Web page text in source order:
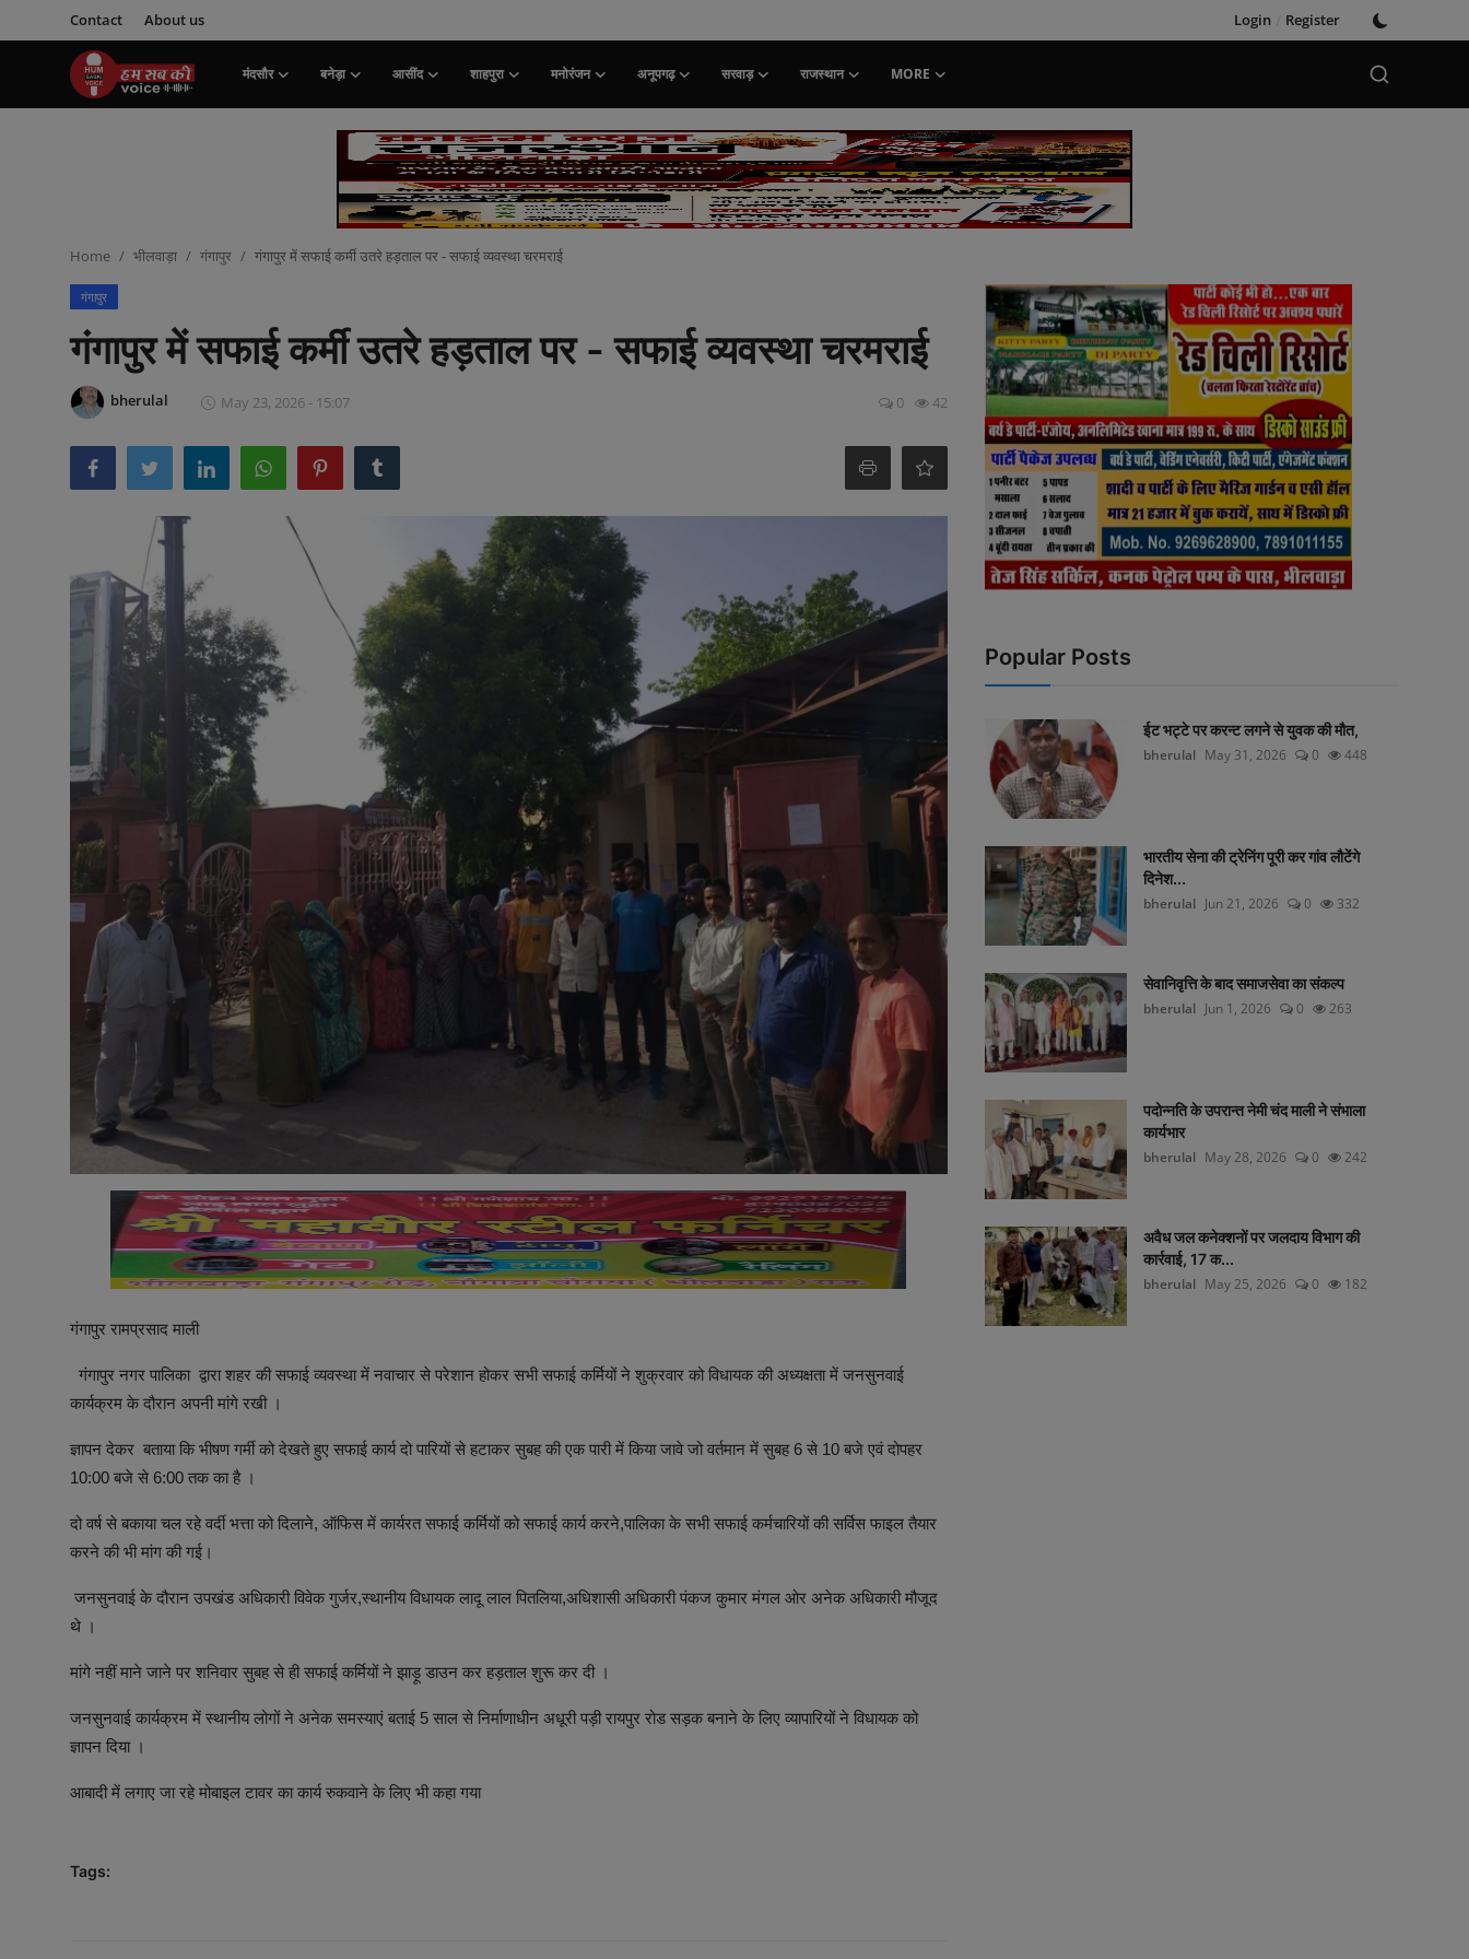
Contact About us Login / Register
मंदसौर बनेड़ा आसींद शाहपुरा मनोरंजन अनूपगढ़ सरवाड़ राजस्थान MORE
About us
Home भीलवाड़ा गंगापुर गंगापुर में सफाई कर्मी उतरे हड़ताल पर - सफाई व्यवस्था चरमराई
गंगापुर
गंगापुर में सफाई कर्मी उतरे हड़ताल पर - सफाई व्यवस्था चरमराई
bherulal May 23, 2026 - 15:07 0 42
गंगापुर रामप्रसाद माली
गंगापुर नगर पालिका द्वारा शहर की सफाई व्यवस्था में नवाचार से परेशान होकर सभी सफाई कर्मियों ने शुक्रवार को विधायक की अध्यक्षता में जनसुनवाई
कार्यक्रम के दौरान अपनी मांगे रखी ।
ज्ञापन देकर बताया कि भीषण गर्मी को देखते हुए सफाई कार्य दो पारियों से हटाकर सुबह की एक पारी में किया जावे जो वर्तमान में सुबह 6 से 10 बजे एवं दोपहर
10:00 बजे से 6:00 तक का है ।
दो वर्ष से बकाया चल रहे वर्दी भत्ता को दिलाने, ऑफिस में कार्यरत सफाई कर्मियों को सफाई कार्य करने,पालिका के सभी सफाई कर्मचारियों की सर्विस फाइल तैयार
करने की भी मांग की गई।
जनसुनवाई के दौरान उपखंड अधिकारी विवेक गुर्जर,स्थानीय विधायक लादू लाल पितलिया,अधिशासी अधिकारी पंकज कुमार मंगल ओर अनेक अधिकारी मौजूद
थे ।
मांगे नहीं माने जाने पर शनिवार सुबह से ही सफाई कर्मियों ने झाड़ू डाउन कर हड़ताल शुरू कर दी ।
जनसुनवाई कार्यक्रम में स्थानीय लोगों ने अनेक समस्याएं बताई 5 साल से निर्माणाधीन अधूरी पड़ी रायपुर रोड सड़क बनाने के लिए व्यापारियों ने विधायक को
ज्ञापन दिया ।
आबादी में लगाए जा रहे मोबाइल टावर का कार्य रुकवाने के लिए भी कहा गया
Tags:
Popular Posts
ईट भट्टे पर करन्ट लगने से युवक की मौत,
bherulal May 31, 2026 0 448
भारतीय सेना की ट्रेनिंग पूरी कर गांव लौटेंगे
दिनेश...
bherulal Jun 21, 2026 0 332
सेवानिवृत्ति के बाद समाजसेवा का संकल्प
bherulal Jun 1, 2026 0 263
पदोन्नति के उपरान्त नेमी चंद माली ने संभाला
कार्यभार
bherulal May 28, 2026 0 242
अवैध जल कनेक्शनों पर जलदाय विभाग की
कार्रवाई, 17 क...
bherulal May 25, 2026 0 182